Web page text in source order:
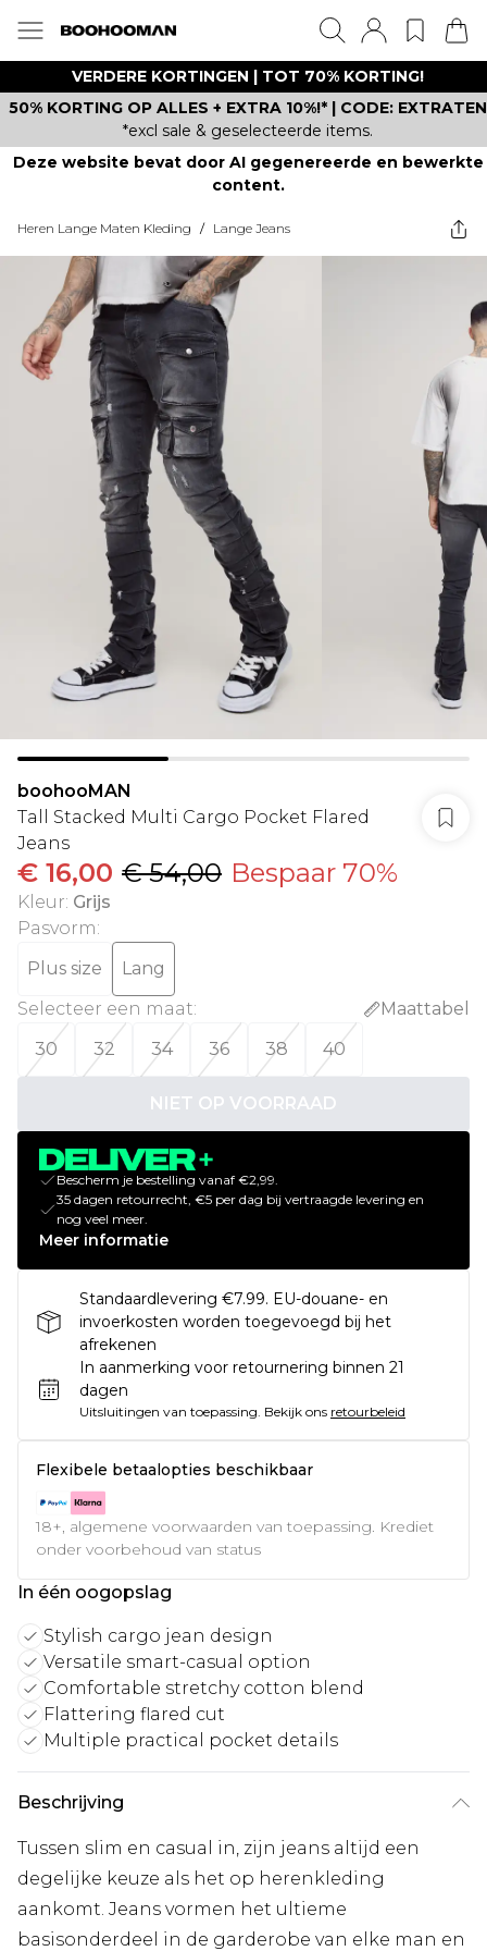
VERDERE KORTINGEN | TOT 70% KORTING!
50% KORTING OP ALLES + EXTRA 10%!* | CODE: EXTRATEN
*excl sale & geselecteerde items.
Deze website bevat door AI gegenereerde en bewerkte
content.
Heren Lange Maten Kleding / Lange Jeans
boohooMAN
Tall Stacked Multi Cargo Pocket Flared
Jeans
€ 16,00 € 54,00 Bespaar 70%
Kleur: Grijs
Pasvorm:
Plus size
Lang
Selecteer een maat:
Maattabel
30
32 34 36 38 40
NIET OP VOORRAAD
Bescherm je bestelling vanaf €2,99.
35 dagen retourrecht, €5 per dag bij vertraagde levering en
nog veel meer.
Meer informatie
Standaardlevering €7.99. EU-douane- en
invoerkosten worden toegevoegd bij het
afrekenen
In aanmerking voor retournering binnen 21
dagen
Uitsluitingen van toepassing. Bekijk ons retourbeleid
Flexibele betaalopties beschikbaar
18+, algemene voorwaarden van toepassing. Krediet
onder voorbehoud van status
In één oogopslag
Stylish cargo jean design
Versatile smart-casual option
Comfortable stretchy cotton blend
Flattering flared cut
Multiple practical pocket details
Beschrijving
Tussen slim en casual in, zijn jeans altijd een
degelijke keuze als het op herenkleding
aankomt. Jeans vormen het ultieme
basisonderdeel in de garderobe van elke man en